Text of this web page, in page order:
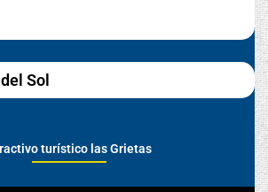
Sol
turístico las Grietas